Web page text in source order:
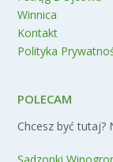
Winnica
Kontakt
Polityka
POLECAM
Chcesz być tutaj?
Sadzonki